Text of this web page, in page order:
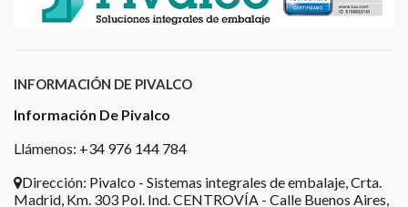
INFORMACIÓN DE PIVALCO
Información De Pivalco
Llámenos: +34 976 144 784
Dirección: Pivalco - Sistemas integrales de embalaje, Crta.
Madrid, Km. 303 Pol. Ind. CENTROVÍA - Calle Buenos Aires,